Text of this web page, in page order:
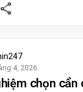
share
4, 2026
chọn